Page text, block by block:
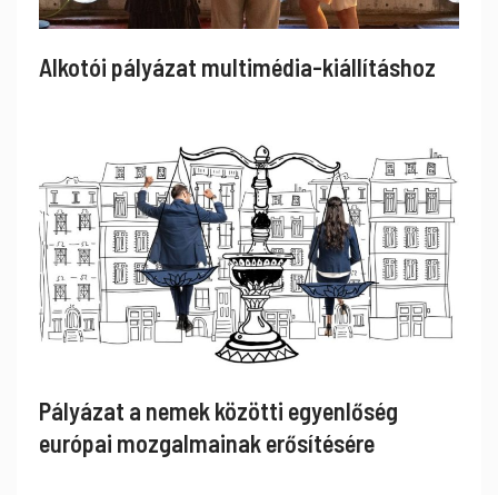
Alkotói pályázat multimédia-kiállításhoz
Pályázat a nemek közötti egyenlőség
európai mozgalmainak erősítésére